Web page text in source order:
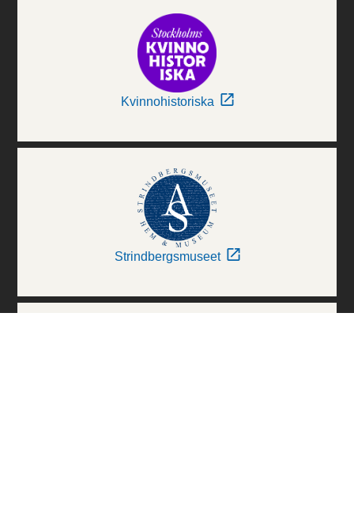
Kvinnohistoriska
Strindbergsmuseet